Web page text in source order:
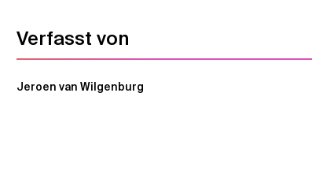
Verfasst von
Jeroen van Wilgenburg